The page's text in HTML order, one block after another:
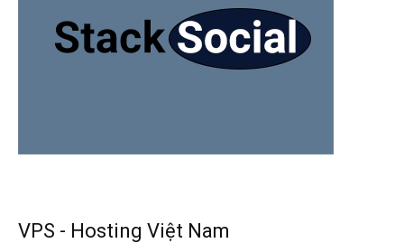
VPS - Hosting Việt Nam